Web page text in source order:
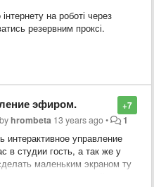
на роботі через
резервним проксі.
+7
эфиром.
hrombeta 13 years ago• 1
управление
в студии гость, а так же у
маленьким экраном ту